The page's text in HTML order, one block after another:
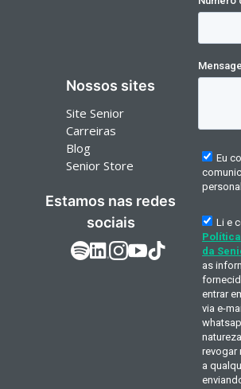
Nossos sites
Site Senior
Carreiras
Blog
Senior Store
Estamos nas redes
sociais